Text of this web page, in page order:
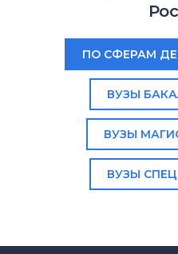
ПО СФЕРАМ
ВУЗЫ
ВУЗЫ
ВУЗЫ